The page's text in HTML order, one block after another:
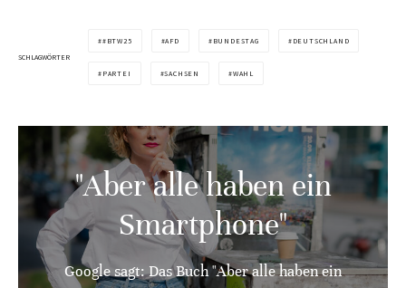
SCHLAGWÖRTER
#BTW25 AFD BUNDESTAG DEUTSCHLAND
PARTEI SACHSEN WAHL
"Aber alle haben ein
Smartphone"
Google sagt: Das Buch "Aber alle haben ein